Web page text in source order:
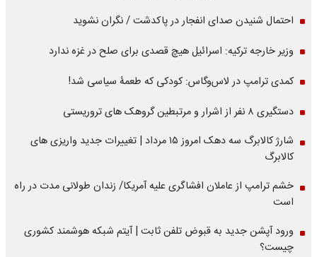
احتمال شنیدن صدای انفجار در پاکدشت / نگران نشوید
وزیر خارجه ترکیه: اسرائیل هیچ قصدی برای صلح در غزه ندارد
کمدی ترامپ در لاس‌وگاس: کودکی که طعمۀ سیاسی شد!
دستگیری ۸ نفر از اشرار و مرتبطین گروهک های تروریستی
شارژ کالابرگ سه دهک امروز ۱۵ مرداد | تغییرات جدید واریزی های
کالابرگ
خشم ترامپ از عاملان افشاگری‌ علیه آمریکا/ زندان طولانی مدت در راه
است
ورود آپشن جدید به قبوض تلفن ثابت | آیتم شبکه هوشمند کشوری
چیست؟